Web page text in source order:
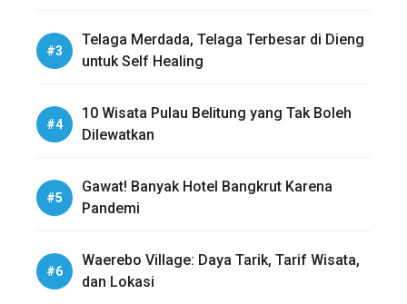
Telaga Merdada, Telaga Terbesar di Dieng
untuk Self Healing
10 Wisata Pulau Belitung yang Tak Boleh
Dilewatkan
Gawat! Banyak Hotel Bangkrut Karena
Pandemi
Waerebo Village: Daya Tarik, Tarif Wisata,
dan Lokasi